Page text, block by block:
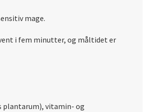
mage.
i fem minutter, og måltidet er
plantarum), vitamin- og